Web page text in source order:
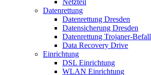
Datenrettung
Datenrettung Dresden
Datensicherung Dresden
Datenrettung Trojaner-Befall
Data Recovery Drive
Einrichtung
DSL Einrichtung
WLAN Einrichtung